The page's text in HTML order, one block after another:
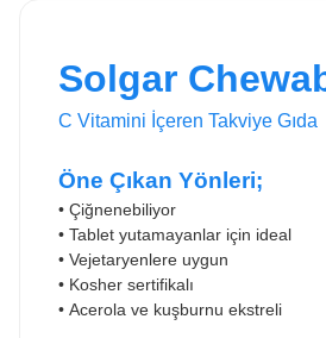
Solgar
C Vitamini İçeren Takviye Gıda
Öne Çıkan Yönleri;
• Çiğnenebiliyor
• Tablet yutamayanlar için ideal
• Vejetaryenlere uygun
• Kosher sertifikalı
• Acerola ve kuşburnu ekstreli